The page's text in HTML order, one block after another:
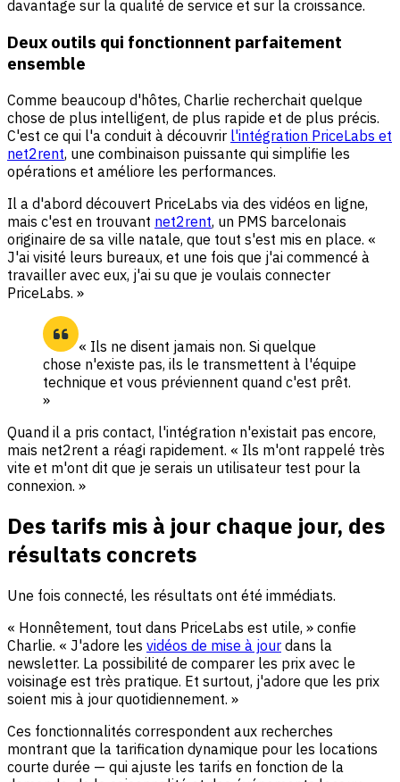
davantage sur la qualité de service et sur la croissance.
Deux outils qui fonctionnent parfaitement
ensemble
Comme beaucoup d'hôtes, Charlie recherchait quelque
chose de plus intelligent, de plus rapide et de plus précis.
C'est ce qui l'a conduit à découvrir l'intégration PriceLabs et
net2rent, une combinaison puissante qui simplifie les
opérations et améliore les performances.
Il a d'abord découvert PriceLabs via des vidéos en ligne,
mais c'est en trouvant net2rent, un PMS barcelonais
originaire de sa ville natale, que tout s'est mis en place. «
J'ai visité leurs bureaux, et une fois que j'ai commencé à
travailler avec eux, j'ai su que je voulais connecter
PriceLabs. »
« Ils ne disent jamais non. Si quelque
chose n'existe pas, ils le transmettent à l'équipe
technique et vous préviennent quand c'est prêt.
»
Quand il a pris contact, l'intégration n'existait pas encore,
mais net2rent a réagi rapidement. « Ils m'ont rappelé très
vite et m'ont dit que je serais un utilisateur test pour la
connexion. »
Des tarifs mis à jour chaque jour, des
résultats concrets
Une fois connecté, les résultats ont été immédiats.
« Honnêtement, tout dans PriceLabs est utile, » confie
Charlie. « J'adore les vidéos de mise à jour dans la
newsletter. La possibilité de comparer les prix avec le
voisinage est très pratique. Et surtout, j'adore que les prix
soient mis à jour quotidiennement. »
Ces fonctionnalités correspondent aux recherches
montrant que la tarification dynamique pour les locations
courte durée — qui ajuste les tarifs en fonction de la